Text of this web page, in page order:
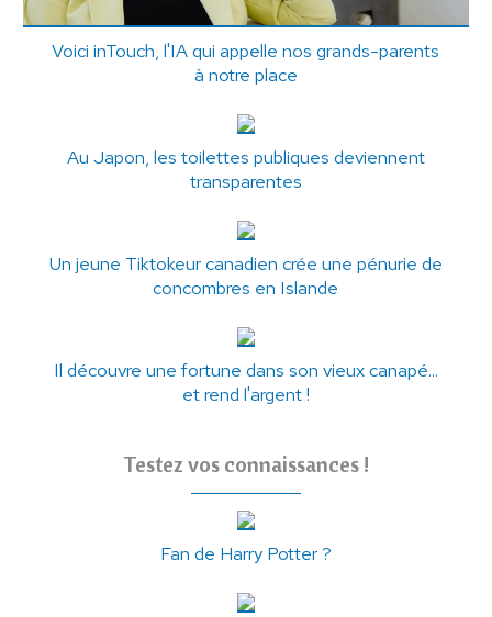
Voici inTouch, l'IA qui appelle nos grands-parents
à notre place
Au Japon, les toilettes publiques deviennent
transparentes
Un jeune Tiktokeur canadien crée une pénurie de
concombres en Islande
Il découvre une fortune dans son vieux canapé...
et rend l'argent !
Testez vos connaissances !
Fan de Harry Potter ?